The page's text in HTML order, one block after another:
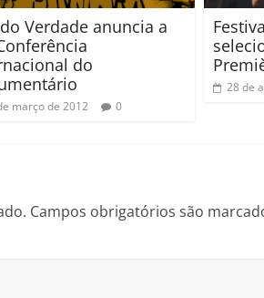
Verdade anuncia a
do
março de 2012 0
28 de
Campos obrigatórios são